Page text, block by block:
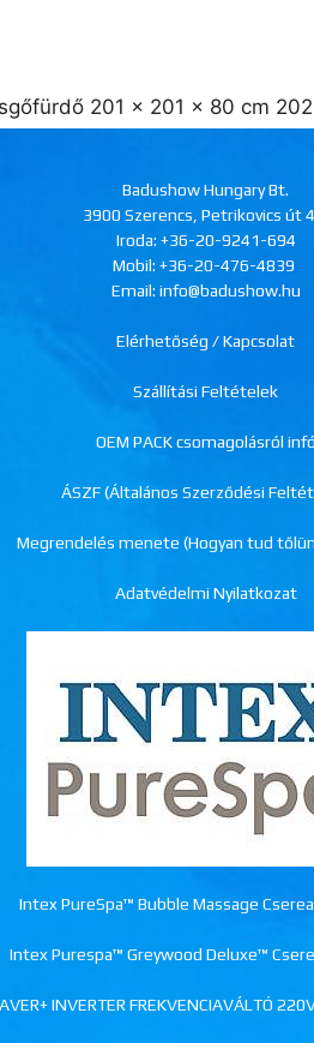
201 x 201 x 80 cm
Badushow Hungary Bt.
3900 Szerencs, Petrikovics út
Iroda: +36-20-9241-694
Mobil:+36-20-476-4839
Email: info@badushow.hu
Elérhetőség / Kapcsolat
Szállítási Feltételek
OEM PACK csomagolásról infó
ÁSZF (Általános Szerződési
Megrendelés menete (Hogyan tud
Adatvédelmi Nyilatkozat
Intex PureSpa™ Bubble Massage
Intex Purespa™ Greywood Deluxe™
INVERTER FREKVENCIAVÁLTÓ